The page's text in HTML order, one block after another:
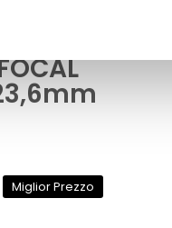
Miglior Prezzo